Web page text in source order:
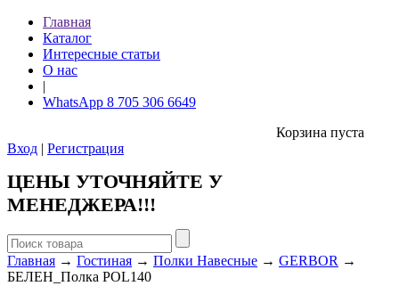
Главная
Каталог
Интересные статьи
О нас
|
WhatsApp 8 705 306 6649
Корзина пуста
Вход | Регистрация
ЦЕНЫ УТОЧНЯЙТЕ У
МЕНЕДЖЕРА!!!
Главная → Гостиная → Полки Навесные → GERBOR →
БЕЛЕН_Полка POL140